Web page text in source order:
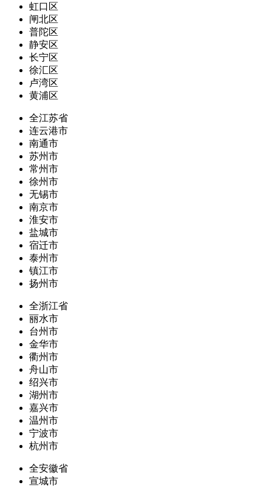
虹口区
闸北区
普陀区
静安区
长宁区
徐汇区
卢湾区
黄浦区
全江苏省
连云港市
南通市
苏州市
常州市
徐州市
无锡市
南京市
淮安市
盐城市
宿迁市
泰州市
镇江市
扬州市
全浙江省
丽水市
台州市
金华市
衢州市
舟山市
绍兴市
湖州市
嘉兴市
温州市
宁波市
杭州市
全安徽省
宣城市